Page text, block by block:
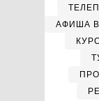
АФИША